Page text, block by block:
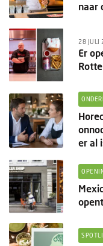
naar
28 JULI
Er
er al